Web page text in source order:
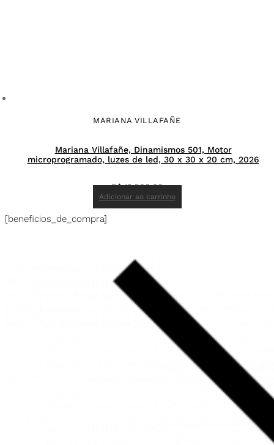
MARIANA VILLAFAÑE
Mariana Villafañe, Dinamismos 501, Motor
microprogramado, luzes de led, 30 x 30 x 20 cm, 2026
R$19.000,00
Adicionar ao carrinho
[beneficios_de_compra]